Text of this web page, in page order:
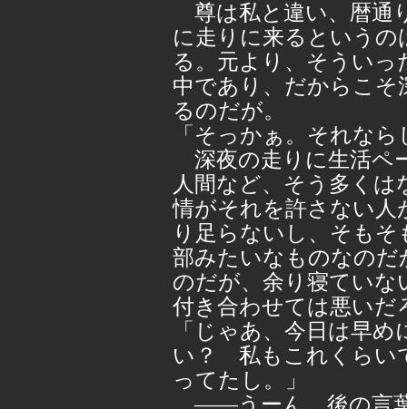
尊は私と違い、暦通
に走りに来るという
る。元より、そうい
中であり、だからこそ
るのだが。
「そっかぁ。それな
深夜の走りに生活ペ
人間など、そう多く
情がそれを許さない人
り足らないし、そも
部みたいなものなの
のだが、余り寝てい
付き合わせては悪いだ
「じゃあ、今日は早
い？ 私もこれくらい
ってたし。」